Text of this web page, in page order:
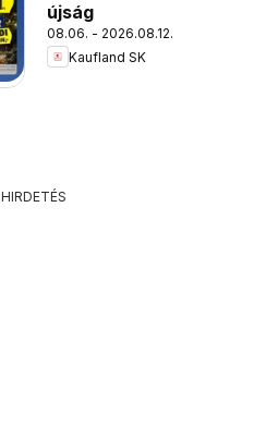
újság
08.06. - 2026.08.12.
Kaufland SK
HIRDETÉS